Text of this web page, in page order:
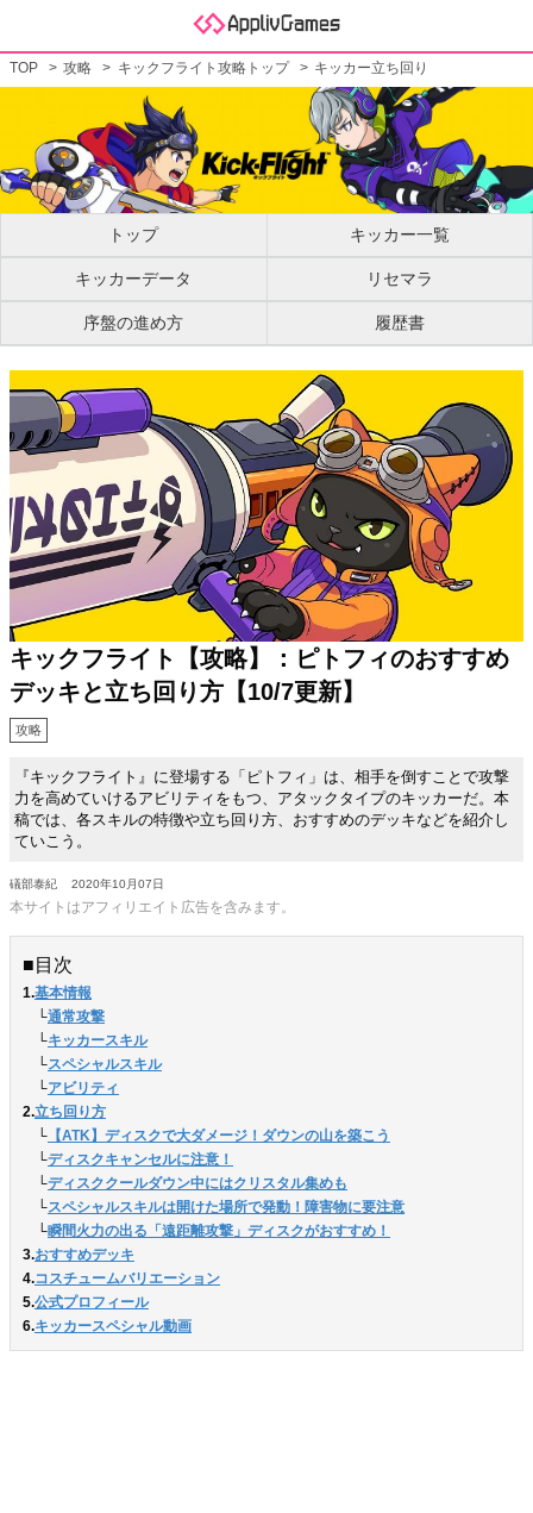
TOP 攻略 キックフライト攻略トップ キッカー立ち回り
トップ キッカー一覧
キッカーデータ リセマラ
序盤の進め方 履歴書
キックフライト【攻略】：ピトフィのおすすめ
デッキと立ち回り方【10/7更新】
攻略
『キックフライト』に登場する「ピトフィ」は、相手を倒すことで攻撃
力を高めていけるアビリティをもつ、アタックタイプのキッカーだ。本
稿では、各スキルの特徴や立ち回り方、おすすめのデッキなどを紹介し
ていこう。
礒部泰紀 2020年10月07日
本サイトはアフィリエイト広告を含みます。
■目次
1.基本情報
└通常攻撃
└キッカースキル
└スペシャルスキル
└アビリティ
2.立ち回り方
└ 【ATK】ディスクで大ダメージ！ダウンの山を築こう
└ディスクキャンセルに注意！
└ディスククールダウン中にはクリスタル集めも
└スペシャルスキルは開けた場所で発動！障害物に要注意
└瞬間火力の出る「遠距離攻撃」ディスクがおすすめ！
3.おすすめデッキ
4.コスチュームバリエーション
5.公式プロフィール
6.キッカースペシャル動画